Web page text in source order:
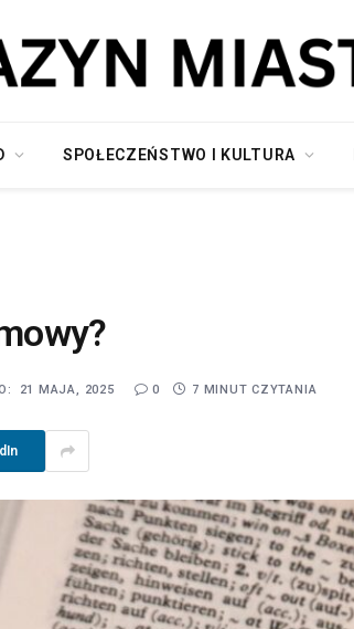
SPOŁECZEŃSTWO I KULTURA
21 MAJA, 2025 0 7 MINUT CZYTANIA